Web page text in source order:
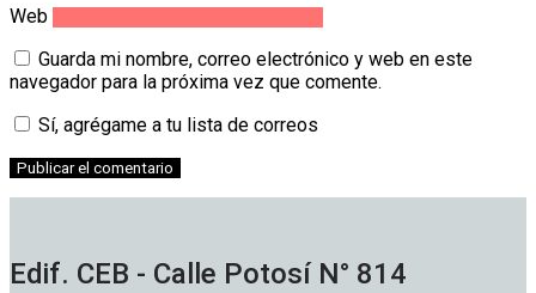
Web
Guarda mi nombre, correo electrónico y web en este
navegador para la próxima vez que comente.
Sí, agrégame a tu lista de correos
Edif. CEB - Calle Potosí N° 814